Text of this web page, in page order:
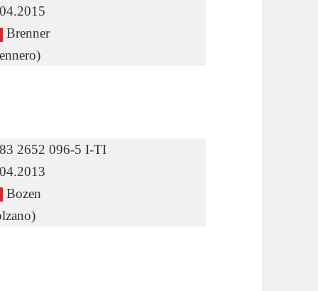
Brenner
2652 096-5 I-TI
Bozen